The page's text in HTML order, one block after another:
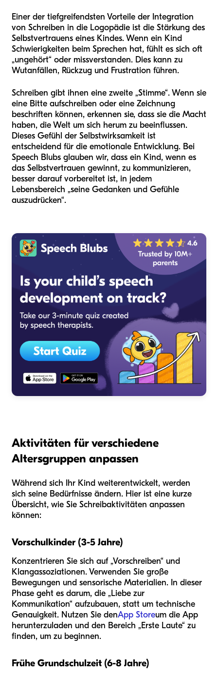
Einer der tiefgreifendsten Vorteile der Integration
von Schreiben in die Logopädie ist die Stärkung des
Selbstvertrauens eines Kindes. Wenn ein Kind
Schwierigkeiten beim Sprechen hat, fühlt es sich oft
„ungehört“ oder missverstanden. Dies kann zu
Wutanfällen, Rückzug und Frustration führen.
Schreiben gibt ihnen eine zweite „Stimme“. Wenn sie
eine Bitte aufschreiben oder eine Zeichnung
beschriften können, erkennen sie, dass sie die Macht
haben, die Welt um sich herum zu beeinflussen.
Dieses Gefühl der Selbstwirksamkeit ist
entscheidend für die emotionale Entwicklung. Bei
Speech Blubs glauben wir, dass ein Kind, wenn es
das Selbstvertrauen gewinnt, zu kommunizieren,
besser darauf vorbereitet ist, in jedem
Lebensbereich „seine Gedanken und Gefühle
auszudrücken“.
Aktivitäten für verschiedene
Altersgruppen anpassen
Während sich Ihr Kind weiterentwickelt, werden
sich seine Bedürfnisse ändern. Hier ist eine kurze
Übersicht, wie Sie Schreibaktivitäten anpassen
können:
Vorschulkinder (3-5 Jahre)
Konzentrieren Sie sich auf „Vorschreiben“ und
Klangassoziationen. Verwenden Sie große
Bewegungen und sensorische Materialien. In dieser
Phase geht es darum, die „Liebe zur
Kommunikation“ aufzubauen, statt um technische
Genauigkeit. Nutzen Sie denApp Storeum die App
herunterzuladen und den Bereich „Erste Laute“ zu
finden, um zu beginnen.
Frühe Grundschulzeit (6-8 Jahre)